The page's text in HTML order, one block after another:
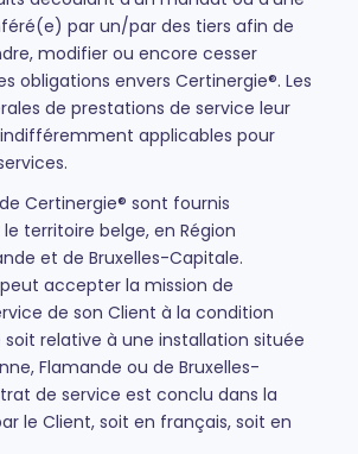
par un/par des tiers afin de
modifier ou encore cesser
obligations envers Certinergie®. Les
de prestations de service leur
applicables pour
Certinergie® sont fournis
territoire belge, en Région
et de Bruxelles-Capitale.
accepter la mission de
de son Client à la condition
soit relative à une installation située
Flamande ou de Bruxelles-
de service est conclu dans la
le Client, soit en français, soit en